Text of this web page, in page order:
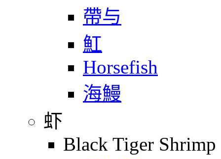
帶与
魟
Horsefish
海鰻
虾
Black Tiger Shrimp